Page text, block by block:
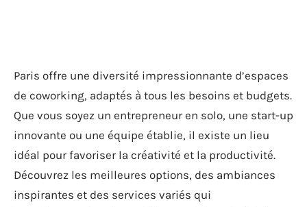
Paris offre une diversité impressionnante d’espaces
de coworking, adaptés à tous les besoins et budgets.
Que vous soyez un entrepreneur en solo, une start-up
innovante ou une équipe établie, il existe un lieu
idéal pour favoriser la créativité et la productivité.
Découvrez les meilleures options, des ambiances
inspirantes et des services variés qui